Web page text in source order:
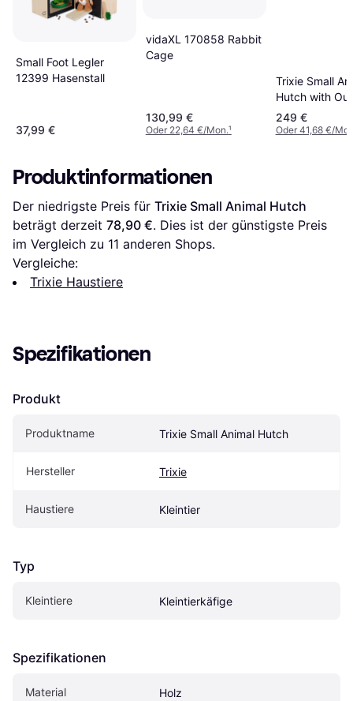
Small Foot Legler
12399 Hasenstall
37,99 €
vidaXL 170858 Rabbit
Cage
130,99 €
Oder 22,64 €/Mon.¹
Trixie Small
Hutch with
Run
249 €
Oder 41,68 €/
Produktinformationen
Der niedrigste Preis für Trixie Small Animal Hutch
beträgt derzeit 78,90 €. Dies ist der günstigste Preis
im Vergleich zu 11 anderen Shops.
Vergleiche:
Trixie Haustiere
Spezifikationen
Produkt
Produktname Trixie Small Animal Hutch
Hersteller Trixie
Haustiere Kleintier
Typ
Kleintiere Kleintierkäfige
Spezifikationen
Material Holz